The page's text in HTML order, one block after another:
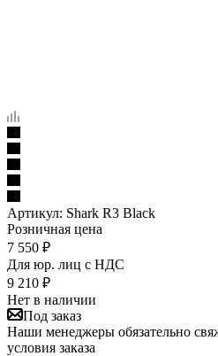
Артикул: Shark R3 Black
Розничная цена
7 550 ₽
Для юр. лиц c НДС
9 210 ₽
Нет в наличии
Под заказ
Наши менеджеры обязательно
условия заказа